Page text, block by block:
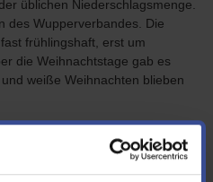
üblichen Niederschlagsmenge.
des Wupperverbandes. Die
frühlingshaft, erst um
die Weihnachtstage gab es
weiße Weihnachten blieben
in Hückeswagen lag die
pro Quadratmeter circa bei der